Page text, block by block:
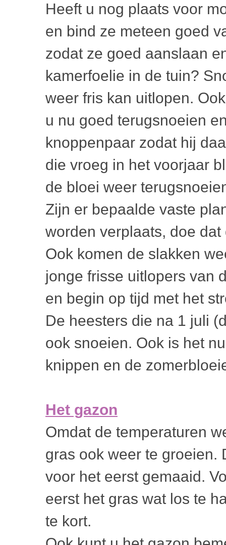
Heeft u nog plaats voor
en bind ze meteen goed
zodat ze goed aanslaan
kamerfoelie in de tuin?
weer fris kan uitlopen.
u nu goed terugsnoeien
knoppenpaar zodat hij
die vroeg in het voorjaar
de bloei weer
Zijn er bepaalde vaste
worden verplaats, doe dat
Ook komen de slakken
jonge frisse uitlopers van
en begin op tijd met het
De heesters die na 1 juli
ook snoeien. Ook is het
knippen en de
Het gazon
Omdat de temperaturen
gras ook weer te groeien.
voor het eerst gemaaid.
eerst het gras wat los te
te kort.